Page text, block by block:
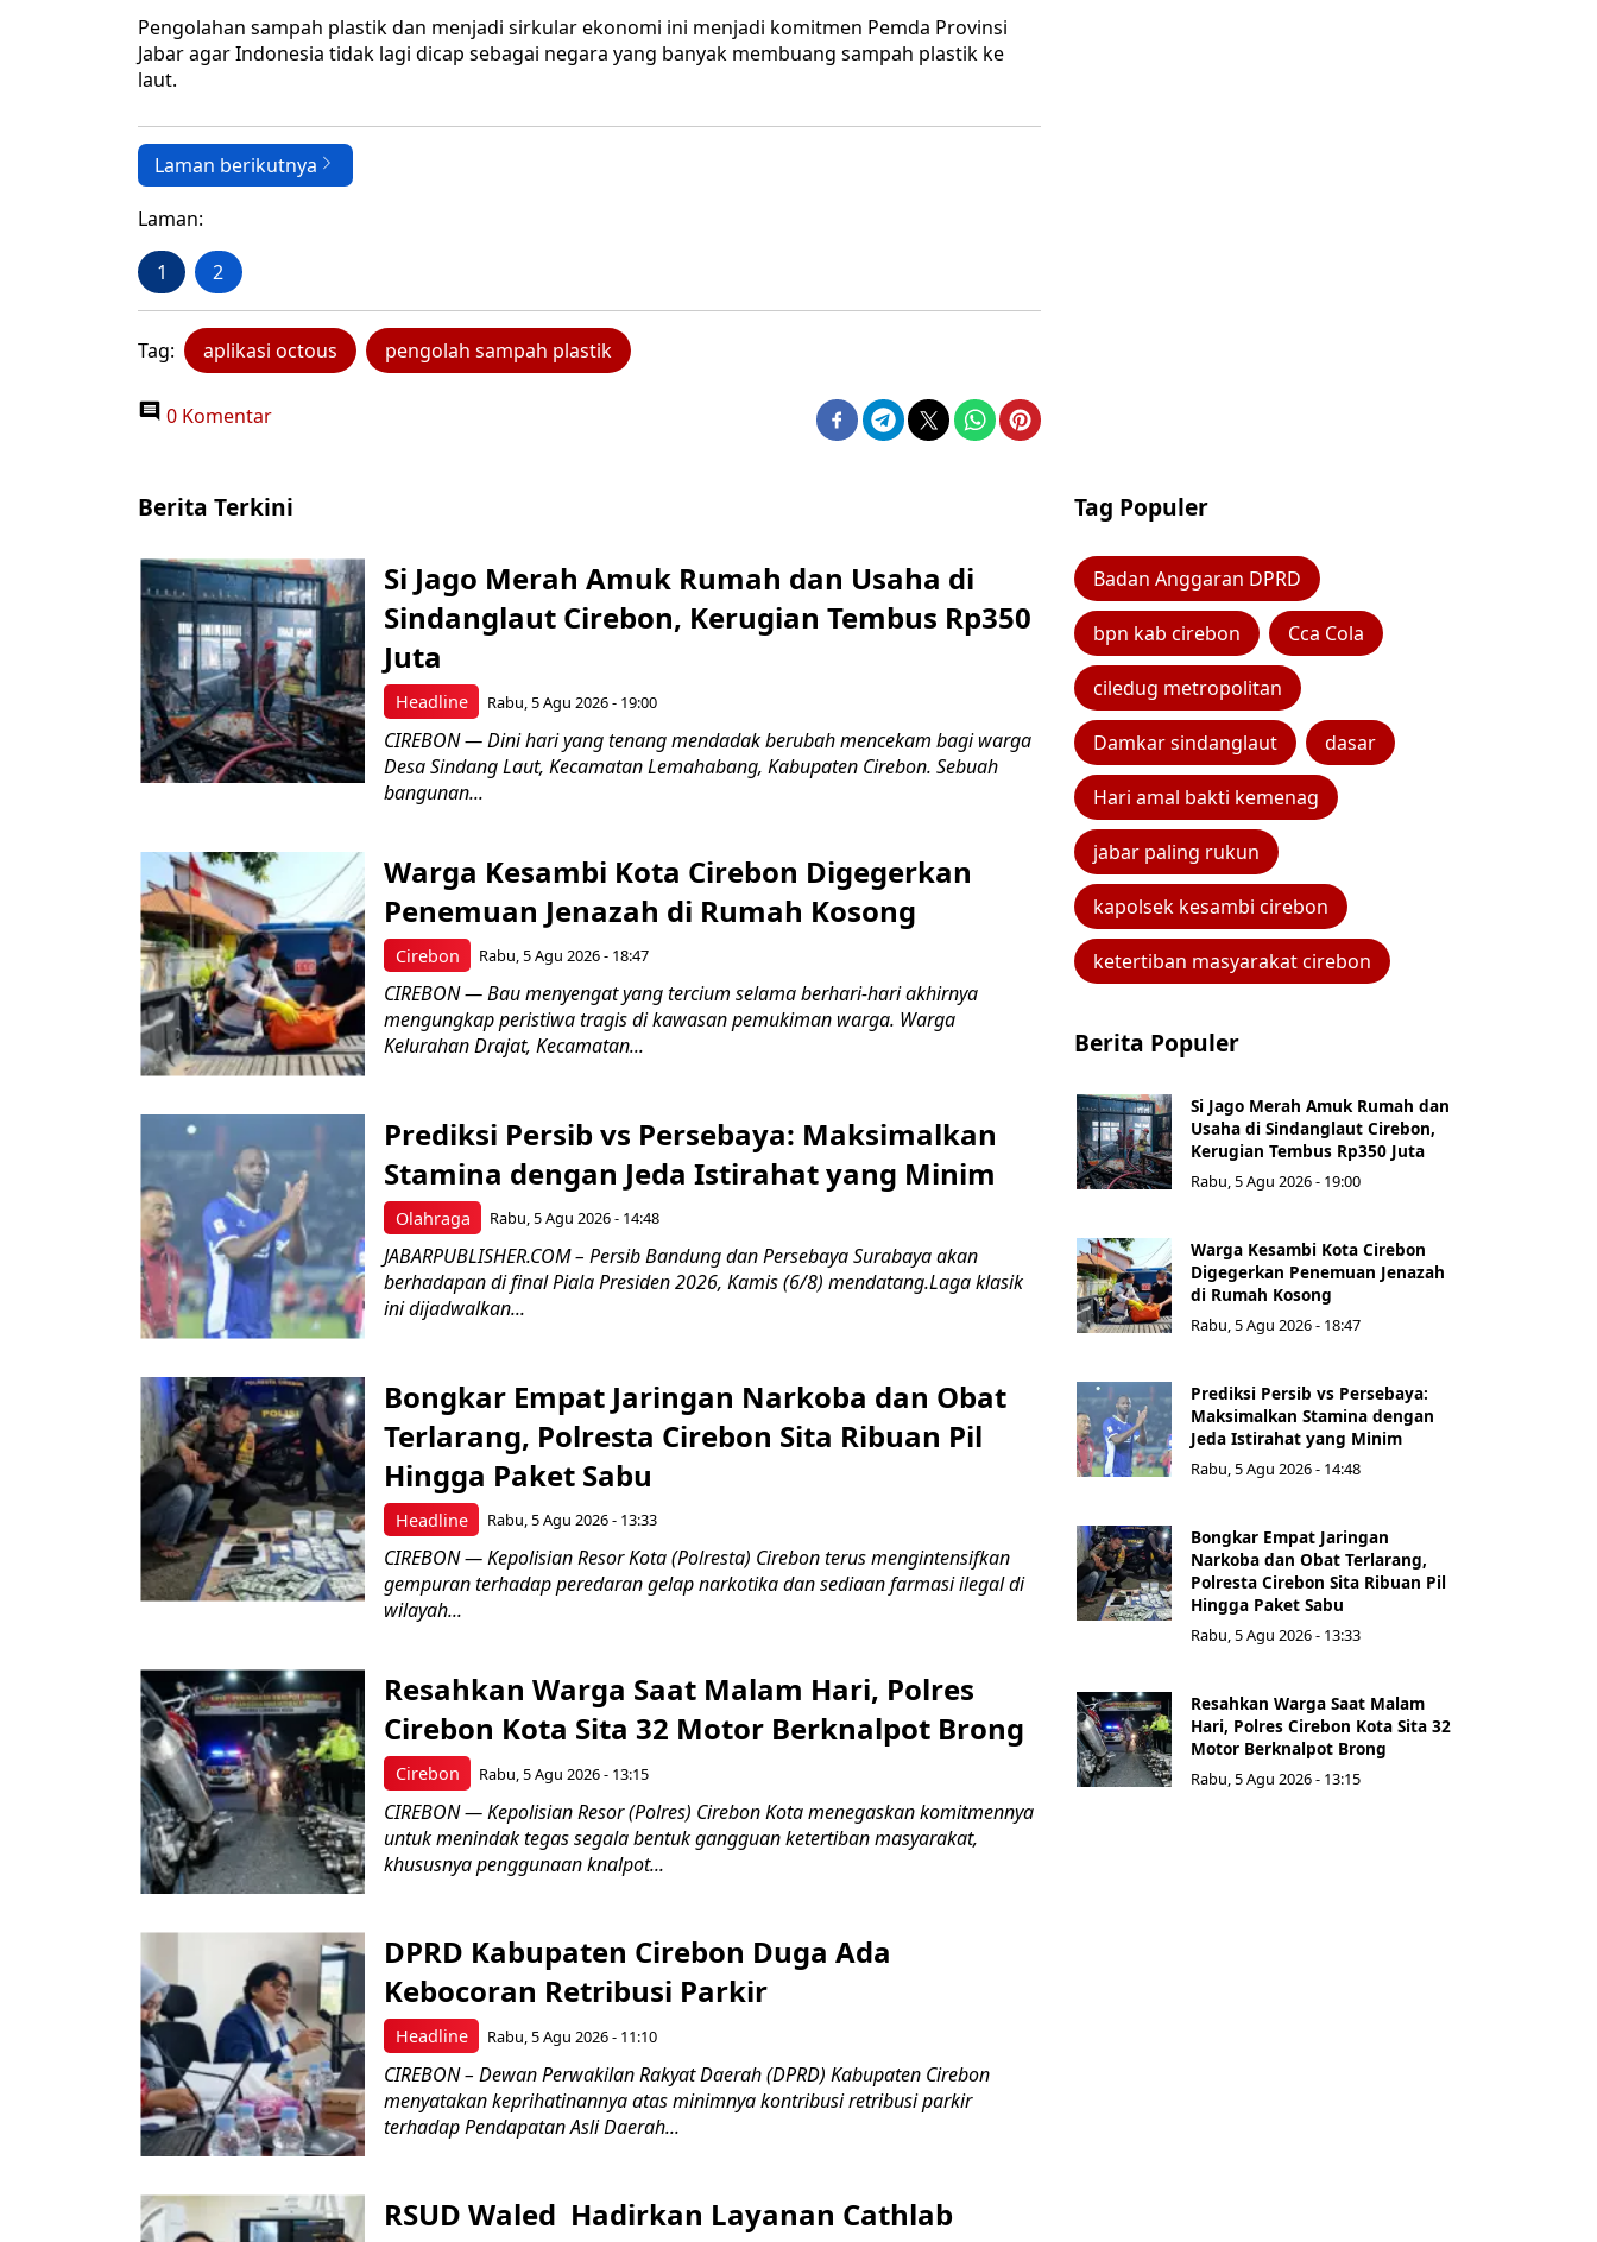
Pengolahan sampah plastik dan menjadi sirkular ekonomi ini menjadi komitmen Pemda Provinsi
Jabar agar Indonesia tidak lagi dicap sebagai negara yang banyak membuang sampah plastik ke
laut.
Laman berikutnya
Laman:
1 2
Tag: aplikasi octous pengolah sampah plastik
0 Komentar
Berita Terkini
Headline
Si Jago Merah Amuk Rumah dan Usaha di
Sindanglaut Cirebon, Kerugian Tembus Rp350
Juta
Rabu, 5 Agu 2026 - 19:00
CIREBON — Dini hari yang tenang mendadak berubah mencekam bagi warga
Desa Sindang Laut, Kecamatan Lemahabang, Kabupaten Cirebon. Sebuah
bangunan...
Cirebon
Warga Kesambi Kota Cirebon Digegerkan
Penemuan Jenazah di Rumah Kosong
Rabu, 5 Agu 2026 - 18:47
CIREBON — Bau menyengat yang tercium selama berhari-hari akhirnya
mengungkap peristiwa tragis di kawasan pemukiman warga. Warga
Kelurahan Drajat, Kecamatan...
Olahraga
Prediksi Persib vs Persebaya: Maksimalkan
Stamina dengan Jeda Istirahat yang Minim
Rabu, 5 Agu 2026 - 14:48
JABARPUBLISHER.COM – Persib Bandung dan Persebaya Surabaya akan
berhadapan di final Piala Presiden 2026, Kamis (6/8) mendatang.Laga klasik
ini dijadwalkan...
Headline
Bongkar Empat Jaringan Narkoba dan Obat
Terlarang, Polresta Cirebon Sita Ribuan Pil
Hingga Paket Sabu
Rabu, 5 Agu 2026 - 13:33
​CIREBON — Kepolisian Resor Kota (Polresta) Cirebon terus mengintensifkan
gempuran terhadap peredaran gelap narkotika dan sediaan farmasi ilegal di
wilayah...
Cirebon
Resahkan Warga Saat Malam Hari, Polres
Cirebon Kota Sita 32 Motor Berknalpot Brong
Rabu, 5 Agu 2026 - 13:15
CIREBON — Kepolisian Resor (Polres) Cirebon Kota menegaskan komitmennya
untuk menindak tegas segala bentuk gangguan ketertiban masyarakat,
khususnya penggunaan knalpot...
Headline
DPRD Kabupaten Cirebon Duga Ada
Kebocoran Retribusi Parkir
Rabu, 5 Agu 2026 - 11:10
CIREBON – Dewan Perwakilan Rakyat Daerah (DPRD) Kabupaten Cirebon
menyatakan keprihatinannya atas minimnya kontribusi retribusi parkir
terhadap Pendapatan Asli Daerah...
RSUD Waled Hadirkan Layanan Cathlab
Tag Populer
Badan Anggaran DPRD
bpn kab cirebon Cca Cola
ciledug metropolitan
Damkar sindanglaut dasar
Hari amal bakti kemenag
jabar paling rukun
kapolsek kesambi cirebon
ketertiban masyarakat cirebon
Berita Populer
Si Jago Merah Amuk Rumah dan
Usaha di Sindanglaut Cirebon,
Kerugian Tembus Rp350 Juta
Rabu, 5 Agu 2026 - 19:00
Warga Kesambi Kota Cirebon
Digegerkan Penemuan Jenazah
di Rumah Kosong
Rabu, 5 Agu 2026 - 18:47
Prediksi Persib vs Persebaya:
Maksimalkan Stamina dengan
Jeda Istirahat yang Minim
Rabu, 5 Agu 2026 - 14:48
Bongkar Empat Jaringan
Narkoba dan Obat Terlarang,
Polresta Cirebon Sita Ribuan Pil
Hingga Paket Sabu
Rabu, 5 Agu 2026 - 13:33
Resahkan Warga Saat Malam
Hari, Polres Cirebon Kota Sita 32
Motor Berknalpot Brong
Rabu, 5 Agu 2026 - 13:15